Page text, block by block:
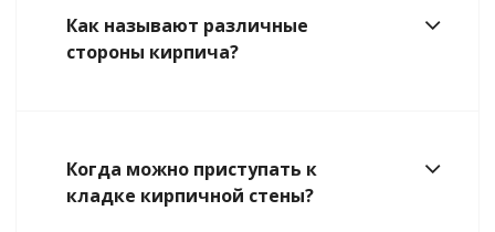
Как называют различные
стороны кирпича?
Когда можно приступать к
кладке кирпичной стены?